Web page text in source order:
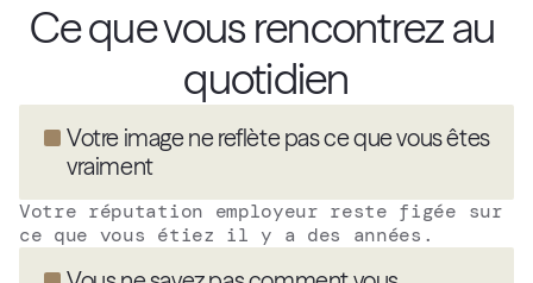
Ce que vous rencontrez au
quotidien
Votre image ne reflète pas ce que vous êtes
vraiment
Votre réputation employeur reste figée sur
ce que vous étiez il y a des années.